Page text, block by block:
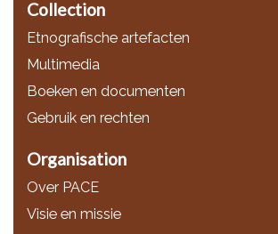
Collection
Etnografische artefacten
Multimedia
Boeken en documenten
Gebruik en rechten
Organisation
Over PACE
Visie en missie